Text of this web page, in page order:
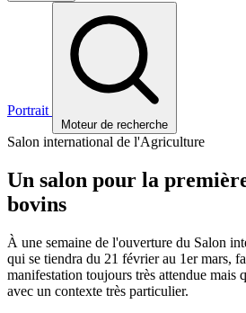
Portrait
Moteur de recherche
Salon international de l'Agriculture
Un salon pour la
bovins
À une semaine de l'ouverture du Salon
qui se tiendra du 21 février au 1er mars,
manifestation toujours très attendue mais
avec un contexte très particulier.